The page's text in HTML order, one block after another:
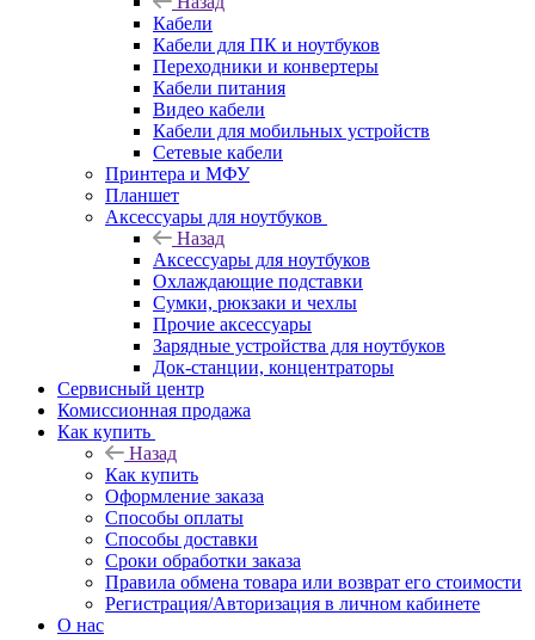
Кабели
Кабели для ПК и ноутбуков
Переходники и конвертеры
Кабели питания
Видео кабели
Кабели для мобильных устройств
Сетевые кабели
Принтера и МФУ
Планшет
Аксессуары для ноутбуков
Назад
Аксессуары для ноутбуков
Охлаждающие подставки
Сумки, рюкзаки и чехлы
Прочие аксессуары
Зарядные устройства для ноутбуков
Док-станции, концентраторы
Сервисный центр
Комиссионная продажа
Как купить
Назад
Как купить
Оформление заказа
Способы оплаты
Способы доставки
Сроки обработки заказа
Правила обмена товара или возврат его стоимости
Регистрация/Авторизация в личном кабинете
О нас